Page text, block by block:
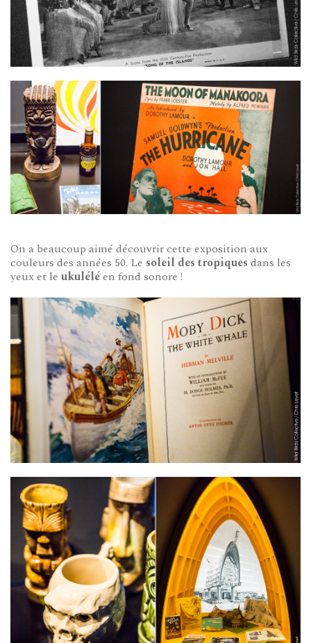
On a beaucoup aimé découvrir cette exposition aux
couleurs des années 50. Le soleil des tropiques dans les
yeux et le ukuléléen fond sonore !